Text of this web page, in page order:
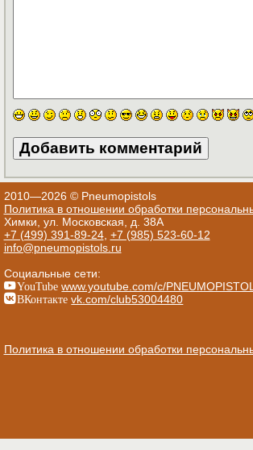
2010—2026 © Pneumopistols
Политика в отношении обработки
Химки, ул. Московская, д. 38А
+7 (499) 391-89-24, +7 (985) 523-60-12
info@pneumopistols.ru
Социальные сети:
YouTube www.youtube.com/c/
ВКонтакте vk.com/club53004480
Политика в отношении обработки